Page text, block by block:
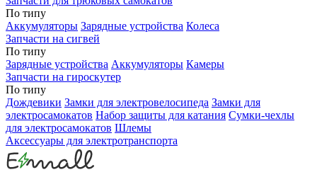
По типу
Аккумуляторы Зарядные устройства Колеса
Запчасти на сигвей
По типу
Зарядные устройства Аккумуляторы Камеры
Запчасти на гироскутер
По типу
Дождевики Замки для электровелосипеда Замки для
электросамокатов Набор защиты для катания Сумки-чехлы
для электросамокатов Шлемы
Аксессуары для электротранспорта